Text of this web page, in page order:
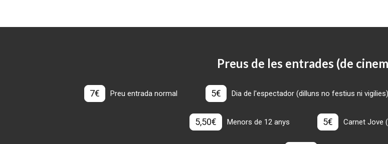
Preus de les entrades (de
7€ Preu entrada normal 5€ Dia de l'espectador (dilluns no festius ni vigilies)
5,50€ Menors de 12 anys 5€ Carnet Jove